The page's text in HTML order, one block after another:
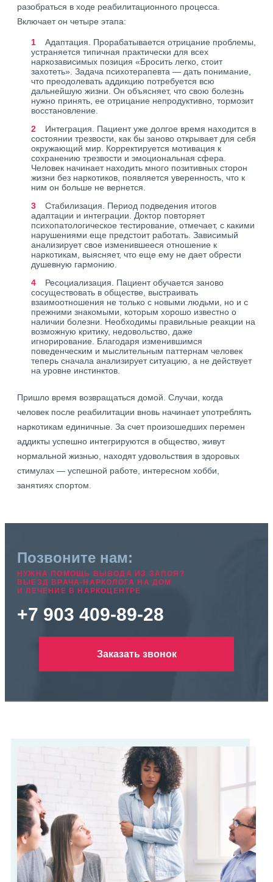
разобраться в ходе реабилитационного процесса.
Включает он четыре этапа:
Адаптация. Прорабатывается отрицание проблемы,
устраняется типичная практически для всех
наркозависимых позиция «Бросить легко, стоит
захотеть». Задача психотерапевта — дать понимание,
что преодолевать аддикцию потребуется всю
дальнейшую жизни. Он объясняет, что свою болезнь
нужно принять, ее отрицание непродуктивно, тормозит
восстановление.
Интеграция. Пациент уже долгое время находится в
состоянии трезвости, как бы заново открывает для себя
окружающий мир. Корректируется мотивация к
сохранению трезвости и эмоциональная сфера.
Человек начинает находить много позитивных сторон
жизни без наркотиков, появляется уверенность, что к
ним он больше не вернется.
Стабилизация. Период подведения итогов
адаптации и интеграции. Доктор повторяет
психопатологическое тестирование, отмечает, с какими
нарушениями еще предстоит работать. Зависимый
анализирует свое изменившееся отношение к
наркотикам, выясняет, что еще ему не дает обрести
душевную гармонию.
Ресоциализация. Пациент обучается заново
сосуществовать в обществе, выстраивать
взаимоотношения не только с новыми людьми, но и с
прежними знакомыми, которым хорошо известно о
наличии болезни. Необходимы правильные реакции на
возможную критику, недовольство, даже
игнорирование. Благодаря изменившимся
поведенческим и мыслительным паттернам человек
теперь сначала анализирует ситуацию, а не действует
на уровне инстинктов.
Пришло время возвращаться домой. Случаи, когда
человек после реабилитации вновь начинает употреблять
наркотикам единичные. За счет произошедших перемен
аддикты успешно интегрируются в общество, живут
нормальной жизнью, находят удовольствия в здоровых
стимулах — успешной работе, интересном хобби,
занятиях спортом.
Позвоните нам:
НУЖНА ПОМОЩЬ ВЫВОДА ИЗ ЗАПОЯ?
ВЫЕЗД ВРАЧА-НАРКОЛОГА НА ДОМ
И ЛЕЧЕНИЕ В НАРКОЦЕНТРЕ
+7 903 409-89-28
Заказать звонок